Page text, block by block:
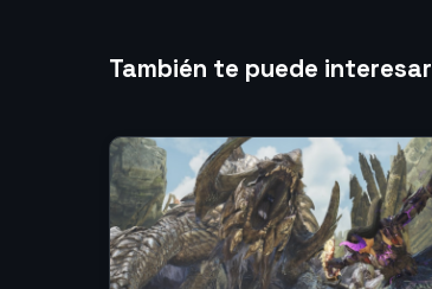
También te puede interesar